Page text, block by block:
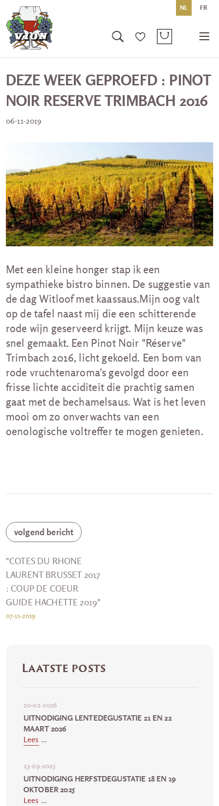
NL FR
DEZE WEEK GEPROEFD : PINOT
NOIR RESERVE TRIMBACH 2016
06-11-2019
Met een kleine honger stap ik een
sympathieke bistro binnen. De suggestie van
de dag Witloof met kaassaus.Mijn oog valt
op de tafel naast mij die een schitterende
rode wijn geserveerd krijgt. Mijn keuze was
snel gemaakt. Een Pinot Noir "Réserve"
Trimbach 2016, licht gekoeld. Een bom van
rode vruchtenaroma's gevolgd door een
frisse lichte acciditeit die prachtig samen
gaat met de bechamelsaus. Wat is het leven
mooi om zo onverwachts van een
oenologische voltreffer te mogen genieten.
volgend bericht
"COTES DU RHONE
LAURENT BRUSSET 2017
: COUP DE COEUR
GUIDE HACHETTE 2019"
07-11-2019
Laatste posts
20-02-2026
UITNODIGING LENTEDEGUSTATIE 21 EN 22
MAART 2026
Lees ...
23-09-2025
UITNODIGING HERFSTDEGUSTATIE 18 EN 19
OKTOBER 2025
Lees ...